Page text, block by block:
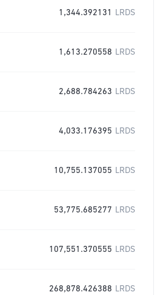
1,344.392131 LRDS
1,613.270558 LRDS
2,688.784263 LRDS
4,033.176395 LRDS
10,755.137055 LRDS
53,775.685277 LRDS
107,551.370555 LRDS
268,878.426388 LRDS